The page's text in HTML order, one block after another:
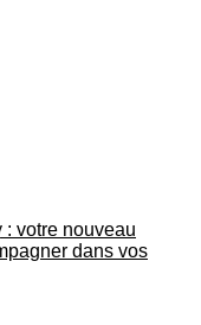
: votre nouveau
dans vos